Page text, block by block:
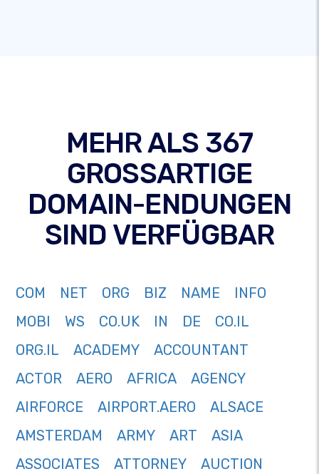
MEHR ALS 367
GROSSARTIGE
DOMAIN-ENDUNGEN
SIND VERFÜGBAR
COM NET ORG BIZ NAME
INFO
MOBI
WS CO.UK IN DE
CO.IL
ORG.IL
ACADEMY
ACCOUNTANT
ACTOR
AERO AFRICA
AGENCY
AIRFORCE
AIRPORT.AERO
ALSACE
AMSTERDAM
ARMY ART
ASIA
ASSOCIATES
ATTORNEY
AUCTION